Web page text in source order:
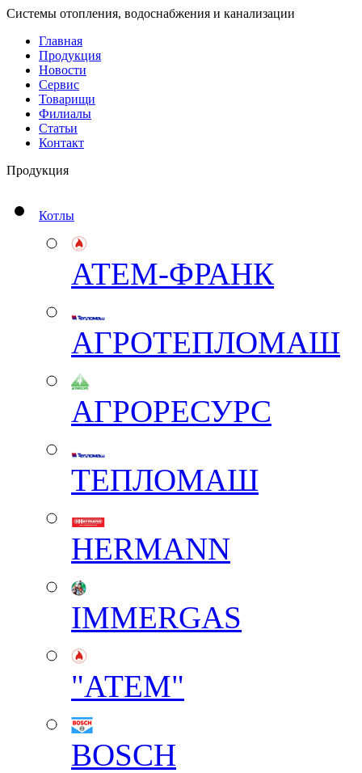
Системы отопления, водоснабжения и канализации
Главная
Продукция
Новости
Сервис
Товарищи
Филиалы
Статьи
Контакт
Продукция
Котлы
АТЕМ-ФРАНК
АГРОТЕПЛОМАШ
АГРОРЕСУРС
ТЕПЛОМАШ
HERMANN
IMMERGAS
"АТЕМ"
BOSCH